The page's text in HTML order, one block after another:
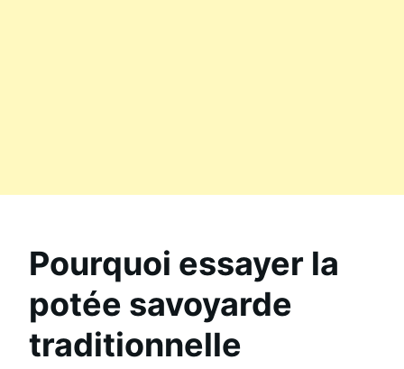
Pourquoi essayer la
potée savoyarde
traditionnelle